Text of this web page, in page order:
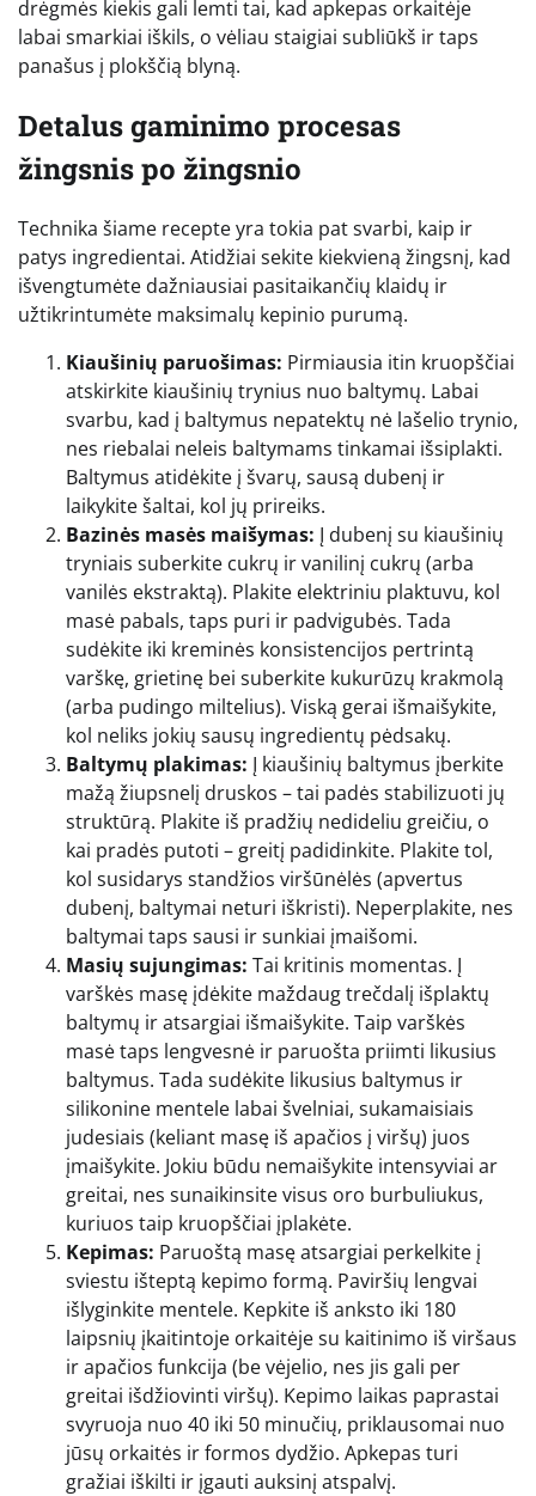
drėgmės kiekis gali lemti tai, kad apkepas orkaitėje
labai smarkiai iškils, o vėliau staigiai subliūkš ir taps
panašus į plokščią blyną.
Detalus gaminimo procesas
žingsnis po žingsnio
Technika šiame recepte yra tokia pat svarbi, kaip ir
patys ingredientai. Atidžiai sekite kiekvieną žingsnį, kad
išvengtumėte dažniausiai pasitaikančių klaidų ir
užtikrintumėte maksimalų kepinio purumą.
Kiaušinių paruošimas: Pirmiausia itin kruopščiai
atskirkite kiaušinių trynius nuo baltymų. Labai
svarbu, kad į baltymus nepatektų nė lašelio trynio,
nes riebalai neleis baltymams tinkamai išsiplakti.
Baltymus atidėkite į švarų, sausą dubenį ir
laikykite šaltai, kol jų prireiks.
Bazinės masės maišymas: Į dubenį su kiaušinių
tryniais suberkite cukrų ir vanilinį cukrų (arba
vanilės ekstraktą). Plakite elektriniu plaktuvu, kol
masė pabals, taps puri ir padvigubės. Tada
sudėkite iki kreminės konsistencijos pertrintą
varškę, grietinę bei suberkite kukurūzų krakmolą
(arba pudingo miltelius). Viską gerai išmaišykite,
kol neliks jokių sausų ingredientų pėdsakų.
Baltymų plakimas: Į kiaušinių baltymus įberkite
mažą žiupsnelį druskos – tai padės stabilizuoti jų
struktūrą. Plakite iš pradžių nedideliu greičiu, o
kai pradės putoti – greitį padidinkite. Plakite tol,
kol susidarys standžios viršūnėlės (apvertus
dubenį, baltymai neturi iškristi). Neperplakite, nes
baltymai taps sausi ir sunkiai įmaišomi.
Masių sujungimas: Tai kritinis momentas. Į
varškės masę įdėkite maždaug trečdalį išplaktų
baltymų ir atsargiai išmaišykite. Taip varškės
masė taps lengvesnė ir paruošta priimti likusius
baltymus. Tada sudėkite likusius baltymus ir
silikonine mentele labai švelniai, sukamaisiais
judesiais (keliant masę iš apačios į viršų) juos
įmaišykite. Jokiu būdu nemaišykite intensyviai ar
greitai, nes sunaikinsite visus oro burbuliukus,
kuriuos taip kruopščiai įplakėte.
Kepimas: Paruoštą masę atsargiai perkelkite į
sviestu išteptą kepimo formą. Paviršių lengvai
išlyginkite mentele. Kepkite iš anksto iki 180
laipsnių įkaitintoje orkaitėje su kaitinimo iš viršaus
ir apačios funkcija (be vėjelio, nes jis gali per
greitai išdžiovinti viršų). Kepimo laikas paprastai
svyruoja nuo 40 iki 50 minučių, priklausomai nuo
jūsų orkaitės ir formos dydžio. Apkepas turi
gražiai iškilti ir įgauti auksinį atspalvį.